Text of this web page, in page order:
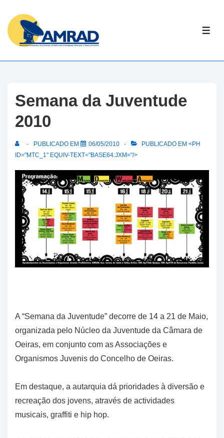
Skip
Content
Semana da Juventude
2010
PUBLICADO EM 06/05/2010
PUBLICADO EM <PH
ID="MTC_1" EQUIV-TEXT="BASE64:JXM="/>
A “Semana da Juventude” decorre de 14 a 21 de Maio,
organizada pelo Núcleo da Juventude da Câmara de
Oeiras, em conjunto com as Associações e
Organismos Juvenis do Concelho de Oeiras.
Em destaque, a autarquia dá prioridades à diversão e
recreação dos jovens, através de actividades
musicais, graffiti e hip hop.